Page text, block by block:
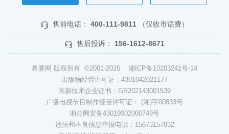
售前电话： 400-111-9811 （仅收市话费）
售后投诉： 156-1612-8671
希赛网 版权所有 ©2001-2026 湘ICP备10203241号-14
出版物经营许可证：4301042021177
高新技术企业证书：GR202143001539
广播电视节目制作经营许可证： (湘)字00833号
湘公网安备43019002000749号
违法和不良信息举报电话：15673157832